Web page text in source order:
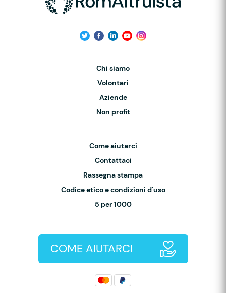
Chi siamo
Volontari
Aziende
Non profit
Come aiutarci
Contattaci
Rassegna stampa
Codice etico e condizioni d'uso
5 per 1000
COME AIUTARCI